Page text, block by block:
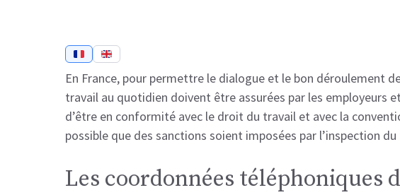
En France, pour permettre le dialogue et le bon déroulement
travail au quotidien doivent être assurées par les employeurs
d’être en conformité avec le droit du travail et avec la
possible que des sanctions soient imposées par l’inspection
Les coordonnées téléphoniques